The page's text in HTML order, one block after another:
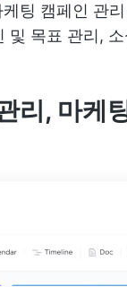
케팅 캠페인 관
목표 관리,
리, 마케